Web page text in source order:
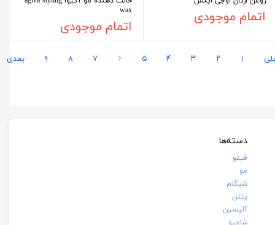
دسته‌ها
فیتو
مو
شیگلم
پنتن
آلپسین
شامپو
اتمام موجودی
wax
اتمام موجودی
۱ ۲ ۳ ۴ ۵ ۶ ۷ ۸ ۹ بعدی